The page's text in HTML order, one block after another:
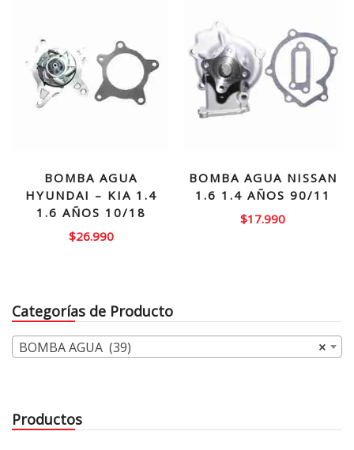
BOMBA AGUA
HYUNDAI – KIA 1.4
1.6 AÑOS 10/18
$26.990
BOMBA AGUA NISSAN
1.6 1.4 AÑOS 90/11
$17.990
Categorías de Producto
×
BOMBA AGUA (39)
Productos